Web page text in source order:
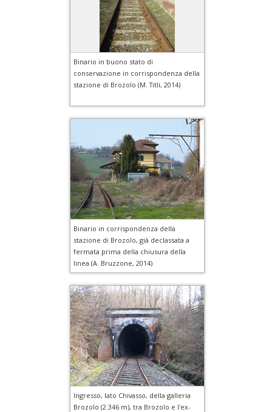
Binario in buono stato di
conservazione in corrispondenza della
stazione di Brozolo (M. Titli, 2014)
Binario in corrispondenza della
stazione di Brozolo, già declassata a
fermata prima della chiusura della
linea (A. Bruzzone, 2014)
Ingresso, lato Chivasso, della galleria
Brozolo (2.346 m), tra Brozolo e l'ex-